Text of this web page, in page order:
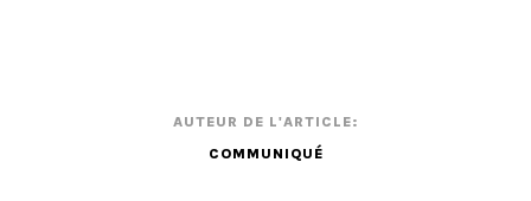
AUTEUR DE L'ARTICLE:
COMMUNIQUÉ